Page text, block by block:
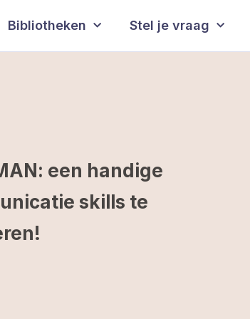
Bibliotheken Stel je vraag
een handige
skills te